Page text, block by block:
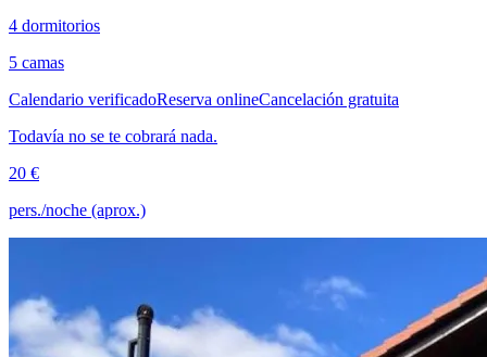
4 dormitorios
5 camas
Calendario verificadoReserva onlineCancelación gratuita
Todavía no se te cobrará nada.
20 €
pers./noche (aprox.)